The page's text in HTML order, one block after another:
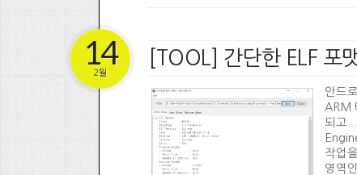
[TOOL] 간단한 ELF 포
14
2월
안드
ARM
되고
작업
영역